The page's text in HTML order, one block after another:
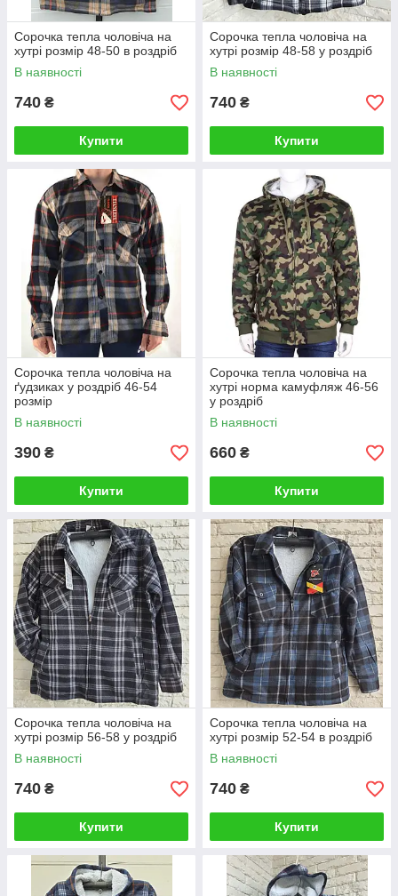
Сорочка тепла чоловіча на
хутрі розмір 48-50 в роздріб
В наявності
740 ₴
Купити
Сорочка тепла чоловіча на
хутрі розмір 48-58 у роздріб
В наявності
740 ₴
Купити
Сорочка тепла чоловіча на
ґудзиках у роздріб 46-54
розмір
В наявності
390 ₴
Купити
Сорочка тепла чоловіча на
хутрі норма камуфляж 46-56
у роздріб
В наявності
660 ₴
Купити
Сорочка тепла чоловіча на
хутрі розмір 56-58 у роздріб
В наявності
740 ₴
Купити
Сорочка тепла чоловіча на
хутрі розмір 52-54 в роздріб
В наявності
740 ₴
Купити